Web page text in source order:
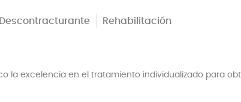
Rehabilitación
la excelencia en el tratamiento individualizado para